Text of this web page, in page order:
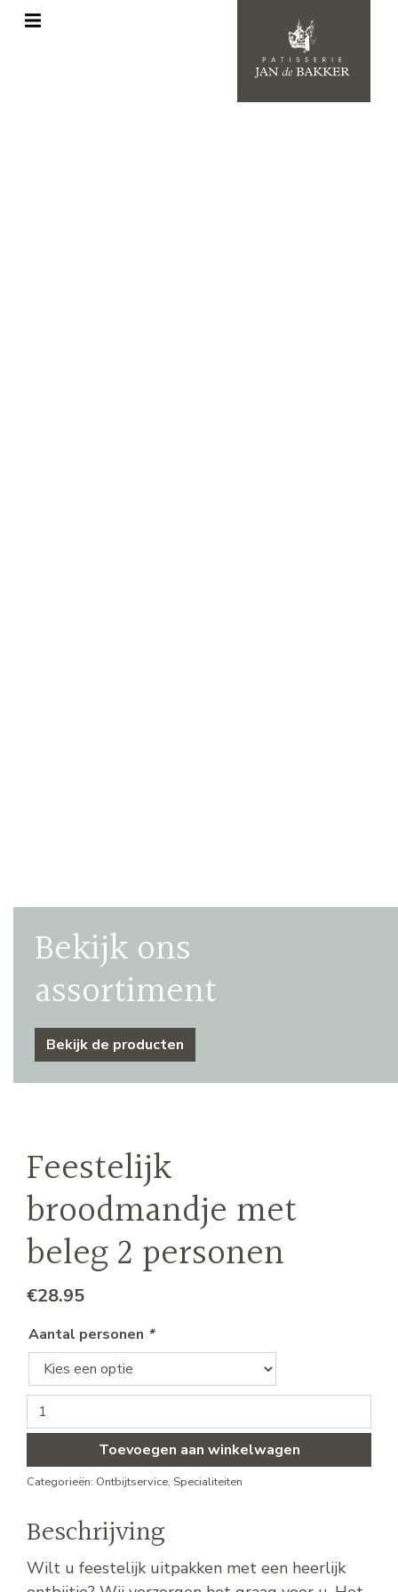
Bekijk ons
assortiment
Bekijk de producten
Feestelijk
broodmandje met
beleg 2 personen
€28.95
Aantal personen *
Feestelijk broodmandje met beleg 2 personen aantal
Toevoegen aan winkelwagen
Categorieën: Ontbijtservice, Specialiteiten
Beschrijving
Wilt u feestelijk uitpakken met een heerlijk